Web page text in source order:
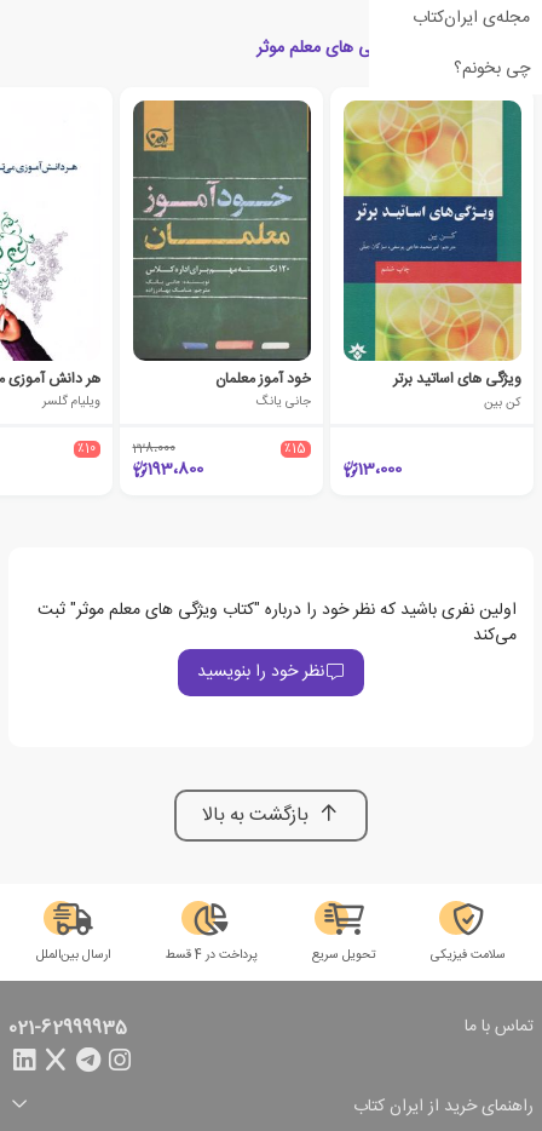
مجله‌ی ایران‌کتاب
چی بخونم؟
کتاب های مرتبط با ویژگی های معلم موثر
ویژگی های اساتید برتر
کن بین
13،000
خود آموز معلمان
جانی یانگ
٪15 228،000
193،800
ویلیام گلسر
٪10
اولین نفری باشید که نظر خود را درباره "کتاب ویژگی های معلم موثر" ثبت
می‌کند
نظر خود را بنویسید
بازگشت به بالا
سلامت فیزیکی تحویل سریع پرداخت در 4 قسط ارسال بین‌الملل
تماس با ما 021-62999935
راهنمای خرید از ایران کتاب